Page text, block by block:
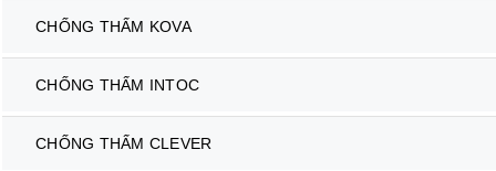
CHỐNG THẤM KOVA
CHỐNG THẤM INTOC
CHỐNG THẤM CLEVER